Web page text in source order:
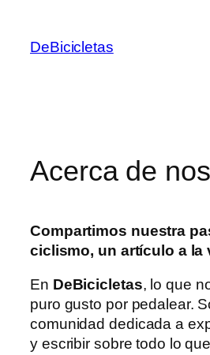
content
DeBicicletas
Acerca de
Compartimos nuestra
ciclismo, un artículo a la
En DeBicicletas, lo que
puro gusto por pedalear.
comunidad dedicada a
y escribir sobre todo lo